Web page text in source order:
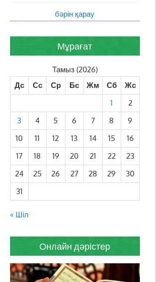
бәрін қарау
Мұрағат
Тамыз (2026)
Дс
Сс Ср Бс Жм Сб
Жс
1
2
3
4 5 6 7 8
9
10
11 12 13 14 15
16
17
18 19 20 21 22
23
24
25 26 27 28 29
30
31
« Шіл
Онлайн дәрістер